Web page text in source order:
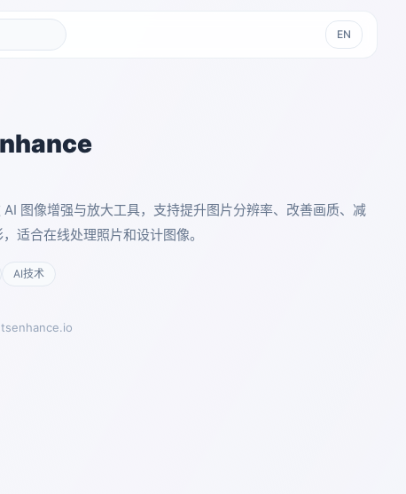
EN
图像增强与放大工具，支持提升图片分辨率、改善画质、减
适合在线处理照片和设计图像。
AI技术